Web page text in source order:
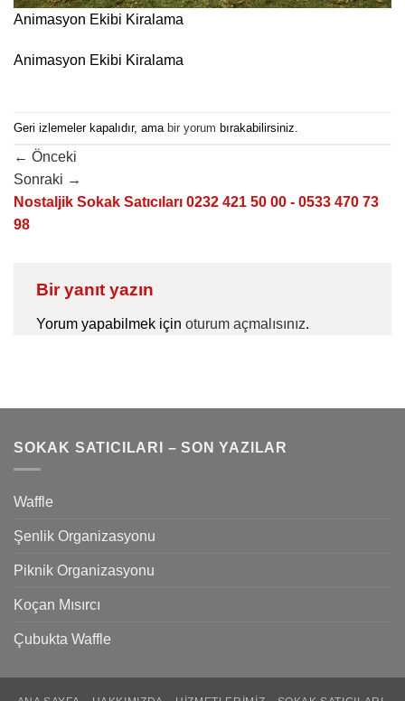
Animasyon Ekibi Kiralama
Animasyon Ekibi Kiralama
Geri izlemeler kapalıdır, ama bir yorum bırakabilirsiniz.
← Önceki
Sonraki →
Nostaljik Sokak Satıcıları 0232 421 50 00 - 0533 470 73
98
Bir yanıt yazın
Yorum yapabilmek için oturum açmalısınız.
SOKAK SATICILARI – SON YAZILAR
Waffle
Şenlik Organizasyonu
Piknik Organizasyonu
Koçan Mısırcı
Çubukta Waffle